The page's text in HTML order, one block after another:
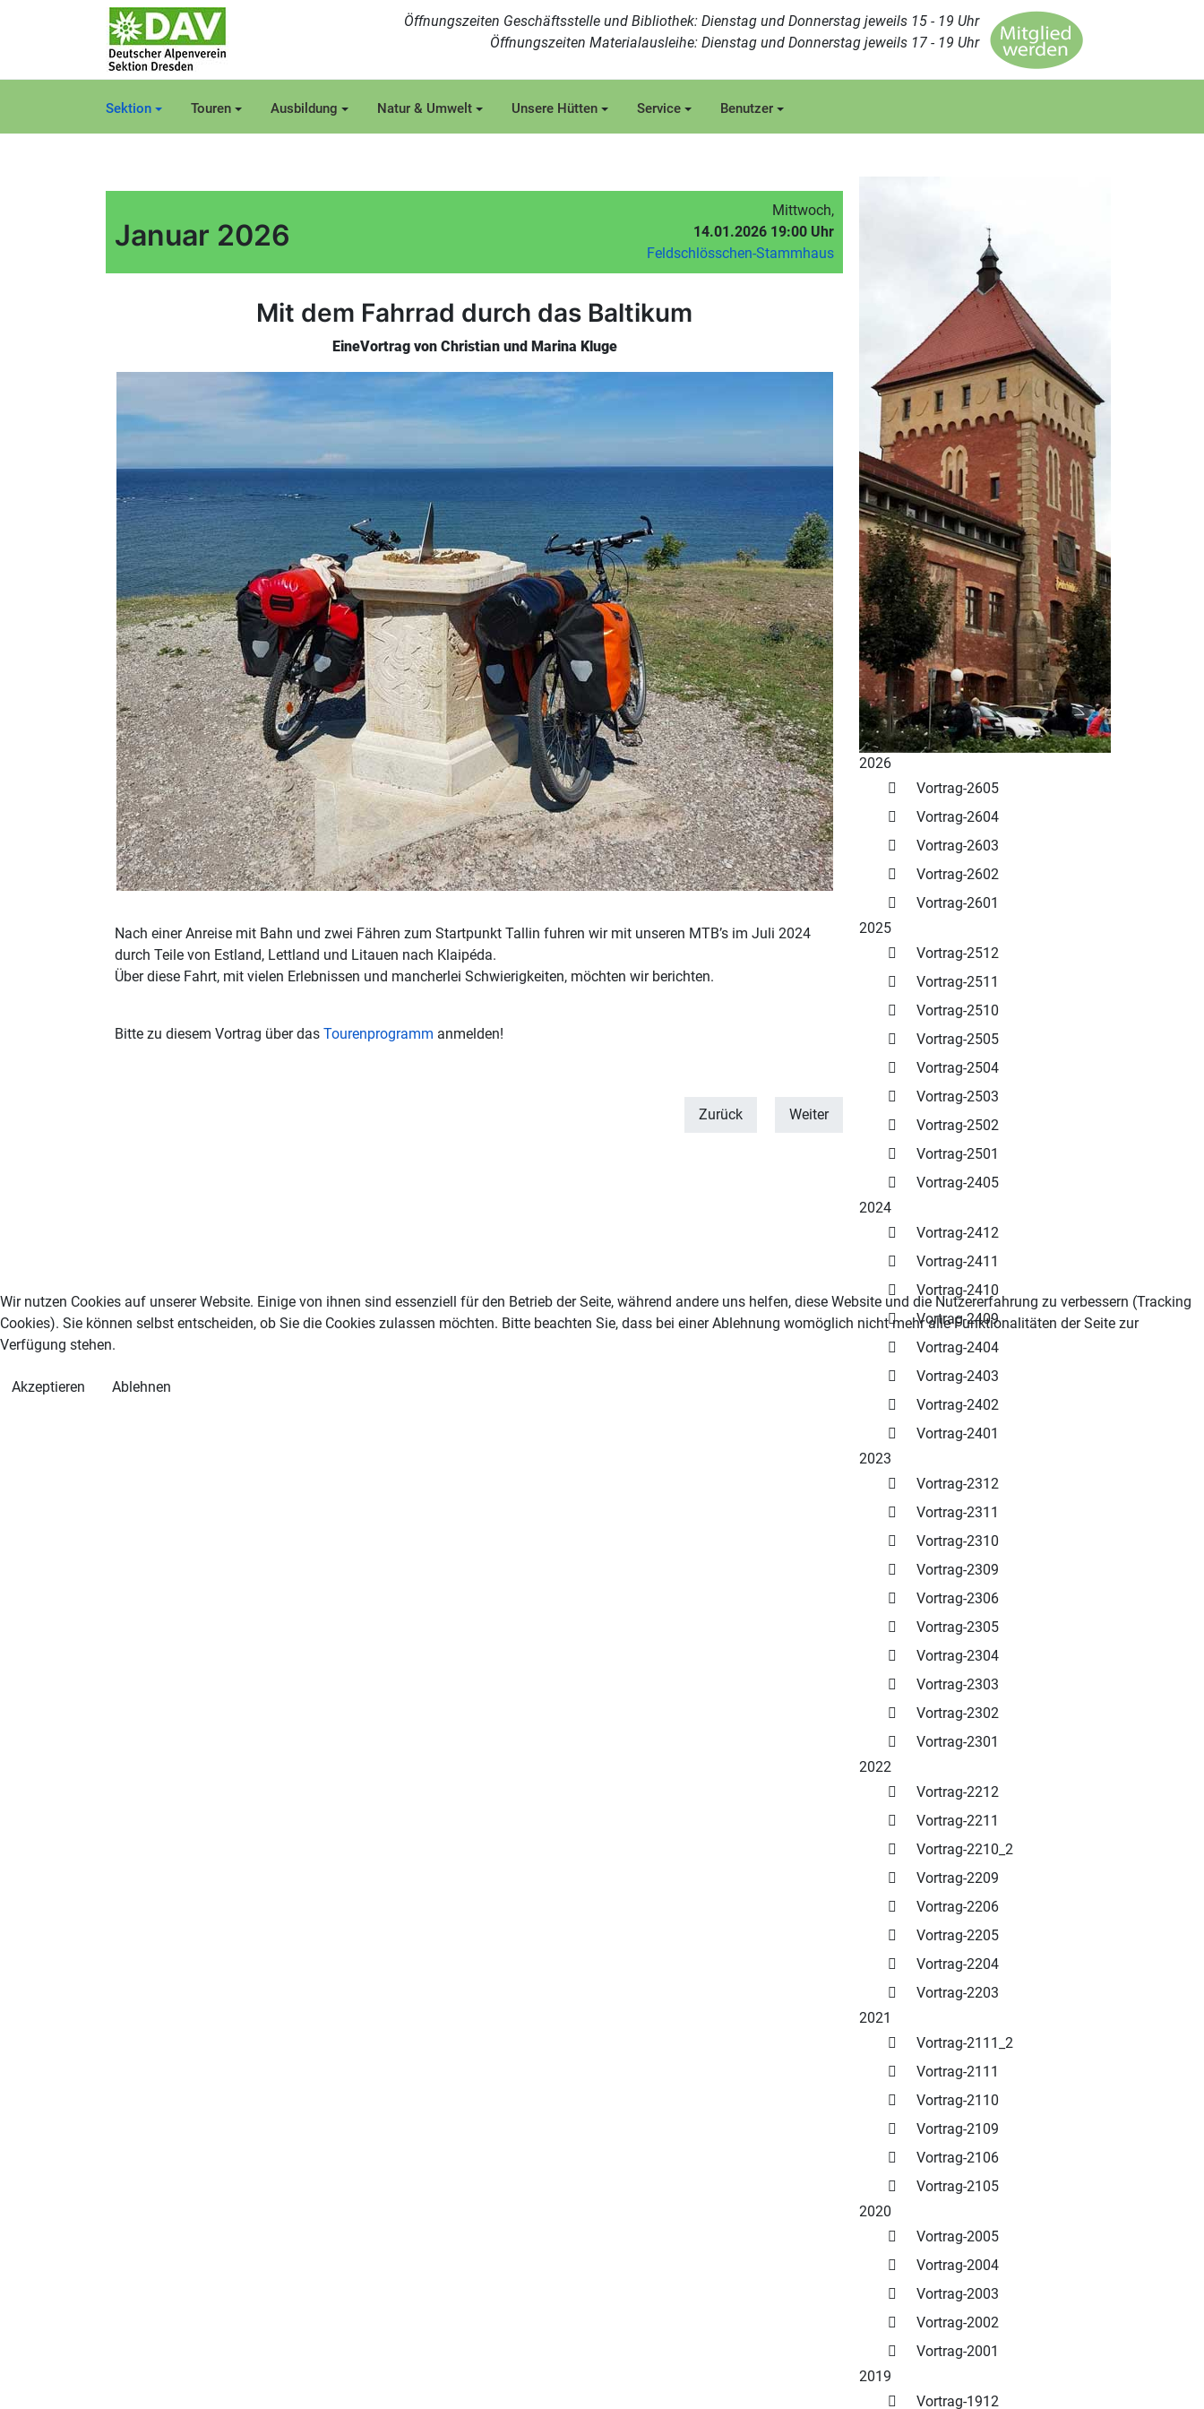
Öffnungszeiten Geschäftsstelle und Bibliothek: Dienstag und Donnerstag jeweils 15 - 19 Uhr
Öffnungszeiten Materialausleihe: Dienstag und Donnerstag jeweils 17 - 19 Uhr
Sektion Touren Ausbildung Natur & Umwelt Unsere Hütten Service Benutzer
Januar 2026
Mittwoch,
14.01.2026 19:00 Uhr
Feldschlösschen-Stammhaus
Mit dem Fahrrad durch das Baltikum
EineVortrag von Christian und Marina Kluge
Nach einer Anreise mit Bahn und zwei Fähren zum Startpunkt Tallin fuhren wir mit unseren MTB’s im Juli 2024
durch Teile von Estland, Lettland und Litauen nach Klaipéda.
Über diese Fahrt, mit vielen Erlebnissen und mancherlei Schwierigkeiten, möchten wir berichten.
Bitte zu diesem Vortrag über das Tourenprogramm anmelden!
Zurück Weiter
2026
Vortrag-2605
Vortrag-2604
Vortrag-2603
Vortrag-2602
Vortrag-2601
2025
Vortrag-2512
Vortrag-2511
Vortrag-2510
Vortrag-2505
Vortrag-2504
Vortrag-2503
Vortrag-2502
Vortrag-2501
Vortrag-2405
2024
Vortrag-2412
Vortrag-2411
Vortrag-2410
Vortrag-2409
Vortrag-2404
Vortrag-2403
Vortrag-2402
Vortrag-2401
2023
Vortrag-2312
Vortrag-2311
Vortrag-2310
Vortrag-2309
Vortrag-2306
Vortrag-2305
Vortrag-2304
Vortrag-2303
Vortrag-2302
Vortrag-2301
2022
Vortrag-2212
Vortrag-2211
Vortrag-2210_2
Vortrag-2209
Vortrag-2206
Vortrag-2205
Vortrag-2204
Vortrag-2203
2021
Vortrag-2111_2
Vortrag-2111
Vortrag-2110
Vortrag-2109
Vortrag-2106
Vortrag-2105
2020
Vortrag-2005
Vortrag-2004
Vortrag-2003
Vortrag-2002
Vortrag-2001
2019
Vortrag-1912
Wir nutzen Cookies auf unserer Website. Einige von ihnen sind essenziell für den Betrieb der Seite, während andere uns helfen, diese Website und die Nutzererfahrung zu verbessern (Tracking
Cookies). Sie können selbst entscheiden, ob Sie die Cookies zulassen möchten. Bitte beachten Sie, dass bei einer Ablehnung womöglich nicht mehr alle Funktionalitäten der Seite zur
Verfügung stehen.
Akzeptieren Ablehnen